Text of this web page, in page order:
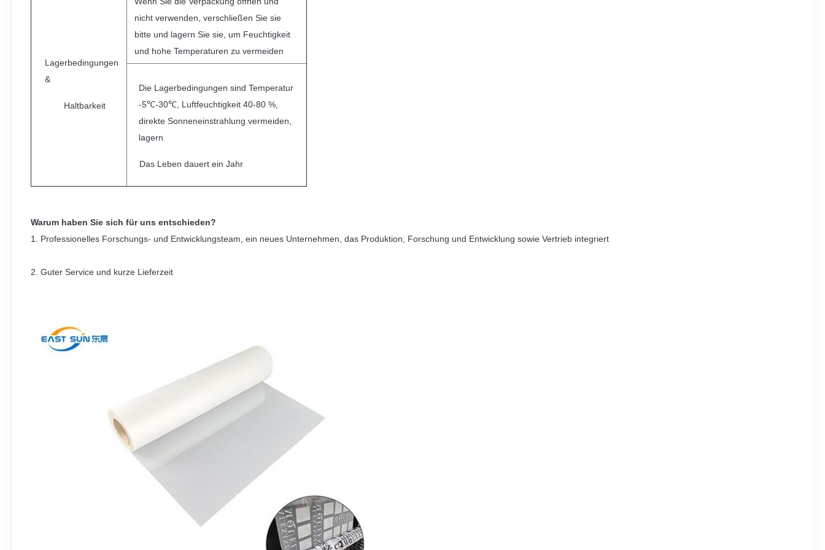
Lagerbedingungen
&
Haltbarkeit
nicht verwenden, verschließen Sie sie
bitte und lagern Sie sie, um Feuchtigkeit
und hohe Temperaturen zu vermeiden
Die Lagerbedingungen sind Temperatur
-5℃-30℃, Luftfeuchtigkeit 40-80 %,
direkte Sonneneinstrahlung vermeiden,
lagern
Das Leben dauert ein Jahr
Warum haben Sie sich für uns entschieden?
1. Professionelles Forschungs- und Entwicklungsteam, ein neues Unternehmen, das Produktion, Forschung und Entwicklung sowie Vertrieb integriert
2. Guter Service und kurze Lieferzeit